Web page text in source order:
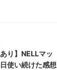
あり】NELLマッ
使い続けた感想